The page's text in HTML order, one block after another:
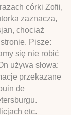
córki Zofii,
zaznacza,
chociaż
Pisze:
się nie robić
używa słowa:
przekazane
de
etc.